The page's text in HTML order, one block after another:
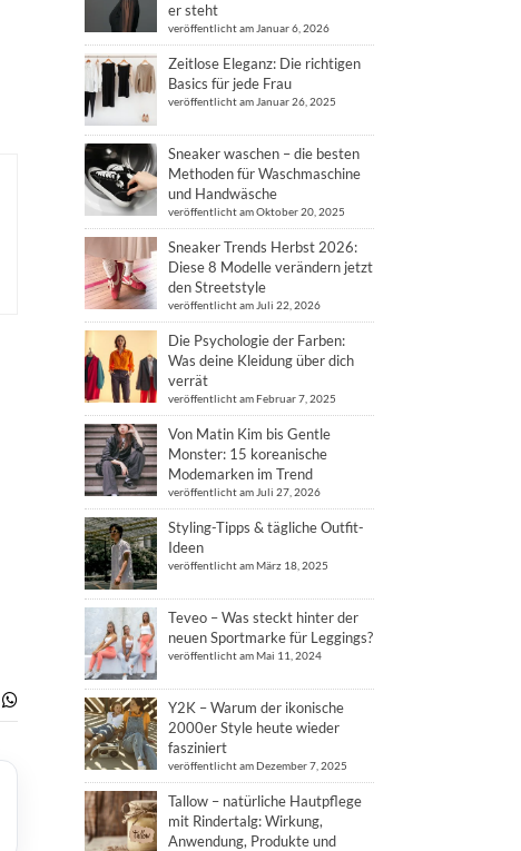
er steht
veröffentlicht am Januar 6, 2026
Zeitlose Eleganz: Die richtigen
Basics für jede Frau
veröffentlicht am Januar 26, 2025
Sneaker waschen – die besten
Methoden für Waschmaschine
und Handwäsche
veröffentlicht am Oktober 20, 2025
Sneaker Trends Herbst 2026:
Diese 8 Modelle verändern jetzt
den Streetstyle
veröffentlicht am Juli 22, 2026
Die Psychologie der Farben:
Was deine Kleidung über dich
verrät
veröffentlicht am Februar 7, 2025
Von Matin Kim bis Gentle
Monster: 15 koreanische
Modemarken im Trend
veröffentlicht am Juli 27, 2026
Styling-Tipps & tägliche Outfit-
Ideen
veröffentlicht am März 18, 2025
Teveo – Was steckt hinter der
neuen Sportmarke für Leggings?
veröffentlicht am Mai 11, 2024
Y2K – Warum der ikonische
2000er Style heute wieder
fasziniert
veröffentlicht am Dezember 7, 2025
Tallow – natürliche Hautpflege
mit Rindertalg: Wirkung,
Anwendung, Produkte und